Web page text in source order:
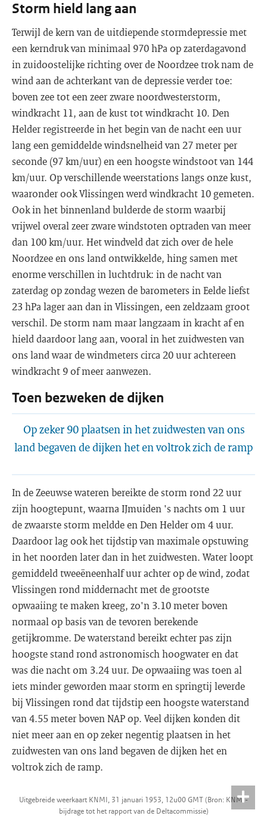
Storm hield lang aan
Terwijl de kern van de uitdiepende stormdepressie met
een kerndruk van minimaal 970 hPa op zaterdagavond
in zuidoostelijke richting over de Noordzee trok nam de
wind aan de achterkant van de depressie verder toe:
boven zee tot een zeer zware noordwesterstorm,
windkracht 11, aan de kust tot windkracht 10. Den
Helder registreerde in het begin van de nacht een uur
lang een gemiddelde windsnelheid van 27 meter per
seconde (97 km/uur) en een hoogste windstoot van 144
km/uur. Op verschillende weerstations langs onze kust,
waaronder ook Vlissingen werd windkracht 10 gemeten.
Ook in het binnenland bulderde de storm waarbij
vrijwel overal zeer zware windstoten optraden van meer
dan 100 km/uur. Het windveld dat zich over de hele
Noordzee en ons land ontwikkelde, hing samen met
enorme verschillen in luchtdruk: in de nacht van
zaterdag op zondag wezen de barometers in Eelde liefst
23 hPa lager aan dan in Vlissingen, een zeldzaam groot
verschil. De storm nam maar langzaam in kracht af en
hield daardoor lang aan, vooral in het zuidwesten van
ons land waar de windmeters circa 20 uur achtereen
windkracht 9 of meer aanwezen.
Toen bezweken de dijken
Op zeker 90 plaatsen in het zuidwesten van ons
land begaven de dijken het en voltrok zich de ramp
In de Zeeuwse wateren bereikte de storm rond 22 uur
zijn hoogtepunt, waarna IJmuiden 's nachts om 1 uur
de zwaarste storm meldde en Den Helder om 4 uur.
Daardoor lag ook het tijdstip van maximale opstuwing
in het noorden later dan in het zuidwesten. Water loopt
gemiddeld tweeëneenhalf uur achter op de wind, zodat
Vlissingen rond middernacht met de grootste
opwaaiing te maken kreeg, zo'n 3.10 meter boven
normaal op basis van de tevoren berekende
getijkromme. De waterstand bereikt echter pas zijn
hoogste stand rond astronomisch hoogwater en dat
was die nacht om 3.24 uur. De opwaaiing was toen al
iets minder geworden maar storm en springtij leverde
bij Vlissingen rond dat tijdstip een hoogste waterstand
van 4.55 meter boven NAP op. Veel dijken konden dit
niet meer aan en op zeker negentig plaatsen in het
zuidwesten van ons land begaven de dijken het en
voltrok zich de ramp.
Uitgebreide weerkaart KNMI, 31 januari 1953, 12u00 GMT (Bron: KNMI-
bijdrage tot het rapport van de Deltacommissie)